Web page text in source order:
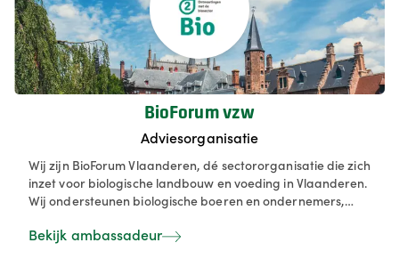
BioForum vzw
Adviesorganisatie
Wij zijn BioForum Vlaanderen, dé sectororganisatie die zich
inzet voor biologische landbouw en voeding in Vlaanderen.
Wij ondersteunen biologische boeren en ondernemers,
consumenten actief over de voordelen van biologische
Bekijk ambassadeur